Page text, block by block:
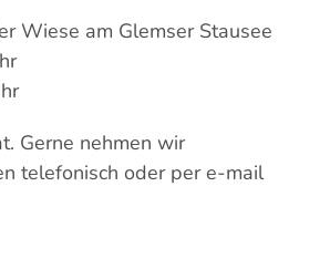
Wiese am Glemser Stausee
Gerne nehmen wir
telefonisch oder per e-mail